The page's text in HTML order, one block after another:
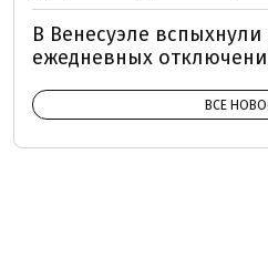
В Венесуэле
ежедневных
ВСЕ